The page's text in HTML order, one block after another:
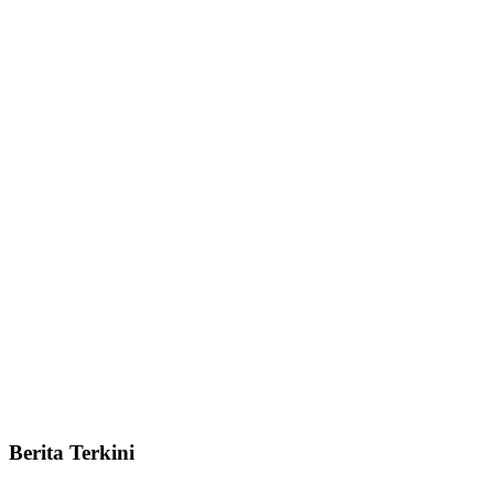
Berita Terkini